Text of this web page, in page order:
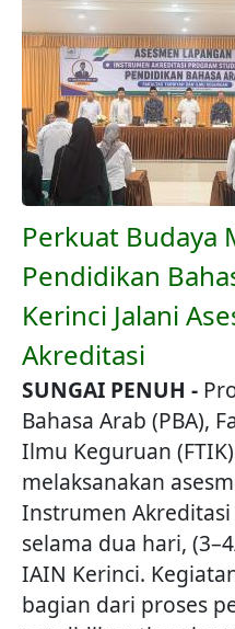
Perkuat Budaya
Pendidikan
Kerinci Jalani
Akreditasi
SUNGAI PENUH -
Bahasa Arab (PBA),
Ilmu Keguruan
melaksanakan
Instrumen Akreditasi
selama dua hari,
IAIN Kerinci.
bagian dari proses